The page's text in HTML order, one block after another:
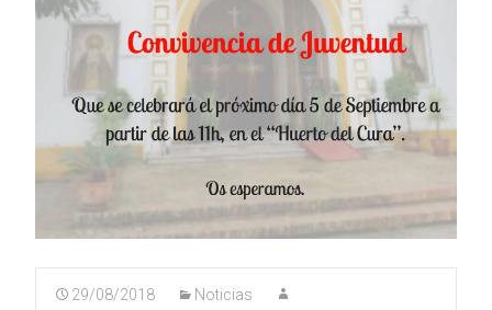
29/08/2018 Noticias